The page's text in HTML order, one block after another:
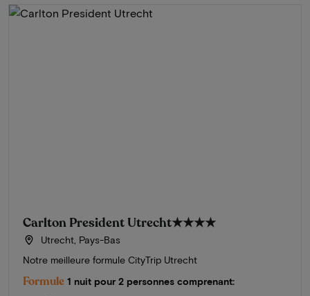
Carlton President Utrecht★★★★
Utrecht, Pays-Bas
Notre meilleure formule CityTrip Utrecht
Formule 1 nuit pour 2 personnes comprenant: